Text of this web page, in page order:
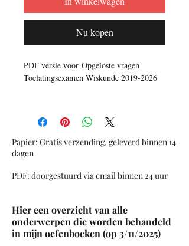
Nu kopen
PDF versie voor Opgeloste vragen
Toelatingsexamen Wiskunde 2019-2026
Papier: Gratis verzending, geleverd binnen 14
dagen
PDF: doorgestuurd via email binnen 24 uur
Hier een overzicht van alle
onderwerpen die worden behandeld
in mijn oefenboeken (op 3/11/2025)